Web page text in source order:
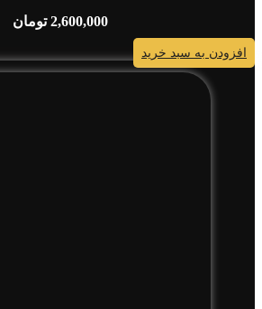
2,600,000 تومان
افزودن به سبد خرید